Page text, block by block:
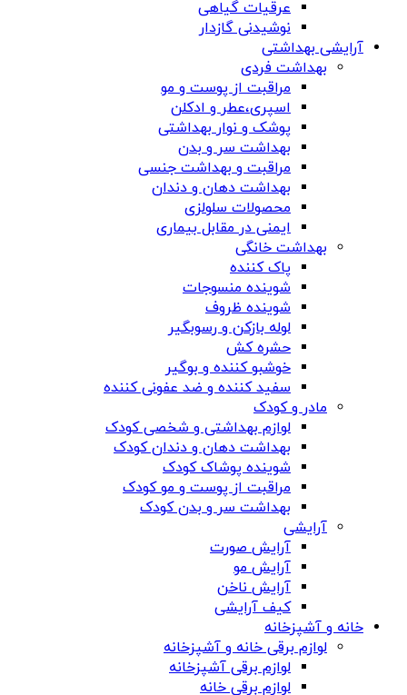
عرقیات گیاهی
نوشیدنی گازدار
آرایشی بهداشتی
بهداشت فردی
مراقبت از پوست و مو
اسپری،عطر و ادکلن
پوشک و نوار بهداشتی
بهداشت سر و بدن
مراقبت و بهداشت جنسی
بهداشت دهان و دندان
محصولات سلولزی
ایمنی در مقابل بیماری
بهداشت خانگی
پاک کننده
شوینده منسوجات
شوینده ظروف
لوله بازکن و رسوبگیر
حشره کش
خوشبو کننده و بوگیر
سفید کننده و ضد عفونی کننده
مادر و کودک
لوازم بهداشتی و شخصی کودک
بهداشت دهان و دندان کودک
شوینده پوشاک کودک
مراقبت از پوست و مو کودک
بهداشت سر و بدن کودک
آرایشی
آرایش صورت
آرایش مو
آرایش ناخن
کیف آرایشی
خانه و آشپزخانه
لوازم برقی خانه و آشپزخانه
لوازم برقی آشپزخانه
لوازم برقی خانه